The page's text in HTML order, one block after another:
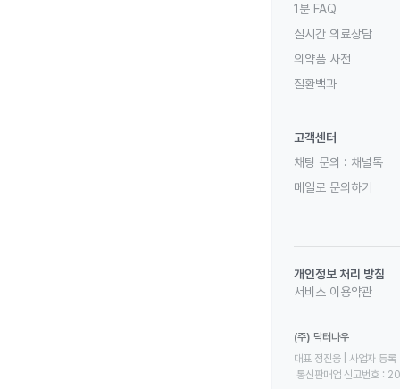
1분 FAQ
실시간 의료상담
의약품 사전
질환백과
고객센터
채팅 문의 : 채널톡
메일로 문의하기
개인정보 처리 방침
서비스 이용약관
(주) 닥터나우
대표 정진웅 | 사업자
통신판매업 신고번호